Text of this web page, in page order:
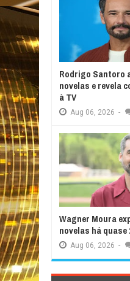
Rodrigo Santoro
novelas e revela
à TV
Aug 06, 2026 -
Wagner Moura
novelas há quase
Aug 06, 2026 -